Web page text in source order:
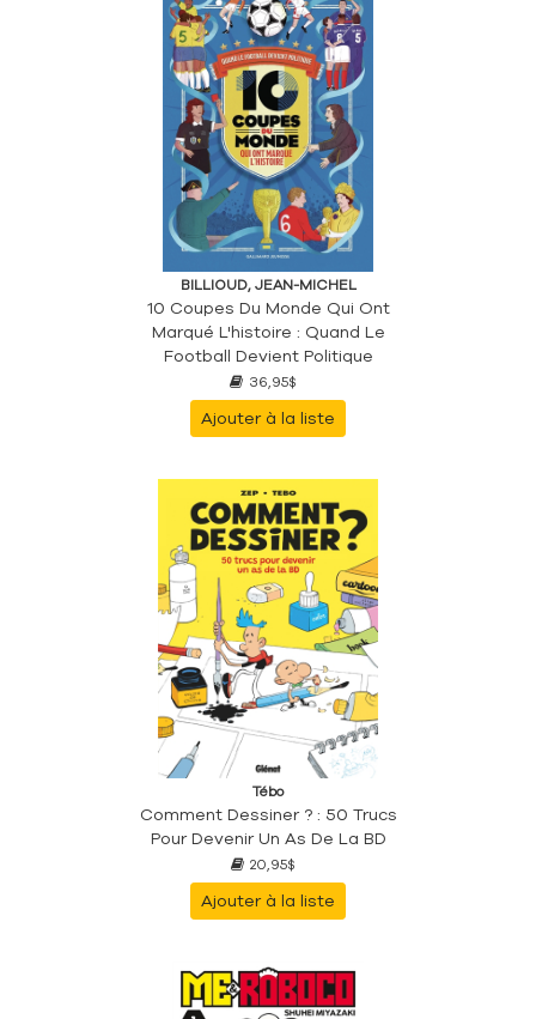
BILLIOUD, JEAN-MICHEL
10 Coupes Du Monde Qui Ont
Marqué L'histoire : Quand Le
Football Devient Politique
36,95$
Ajouter à la liste
Tébo
Comment Dessiner ? : 50 Trucs
Pour Devenir Un As De La BD
20,95$
Ajouter à la liste